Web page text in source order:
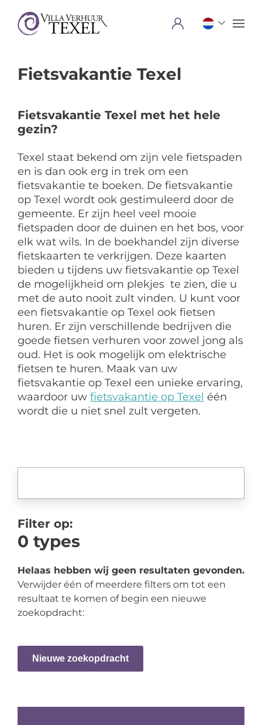
Menu
Fietsvakantie Texel
Fietsvakantie Texel met het hele
gezin?
Texel staat bekend om zijn vele fietspaden
en is dan ook erg in trek om een
fietsvakantie te boeken. De fietsvakantie
op Texel wordt ook gestimuleerd door de
gemeente. Er zijn heel veel mooie
fietspaden door de duinen en het bos, voor
elk wat wils. In de boekhandel zijn diverse
fietskaarten te verkrijgen. Deze kaarten
bieden u tijdens uw fietsvakantie op Texel
de mogelijkheid om plekjes te zien, die u
met de auto nooit zult vinden. U kunt voor
een fietsvakantie op Texel ook fietsen
huren. Er zijn verschillende bedrijven die
goede fietsen verhuren voor zowel jong als
oud. Het is ook mogelijk om elektrische
fietsen te huren. Maak van uw
fietsvakantie op Texel een unieke ervaring,
waardoor uw fietsvakantie op Texel één
wordt die u niet snel zult vergeten.
Filter op:
0 types
Helaas hebben wij geen resultaten gevonden.
Verwijder één of meerdere filters om tot een
resultaat te komen of begin een nieuwe
zoekopdracht:
Nieuwe zoekopdracht